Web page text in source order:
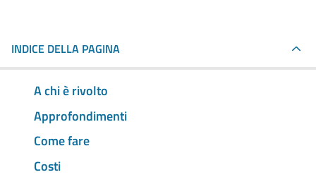
INDICE DELLA PAGINA
A chi è rivolto
Approfondimenti
Come fare
Costi